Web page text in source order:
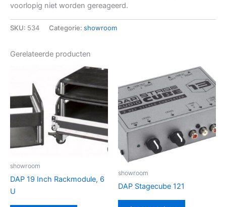
voorlopig niet worden gereageerd.
SKU: 534 Categorie: showroom
Gerelateerde producten
showroom
DAP 19 Inch Rackmodule, 6
U
showroom
DAP Stagecube 121